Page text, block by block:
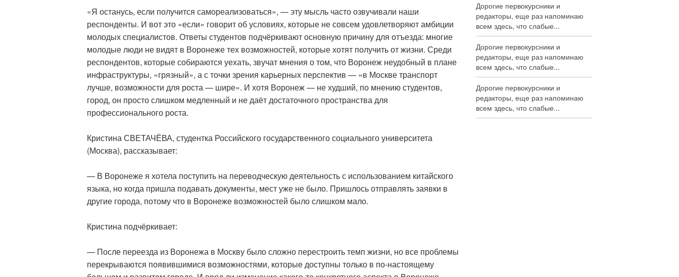
«Я останусь, если получится самореализоваться», — эту мысль часто озвучивали наши
респонденты. И вот это «если» говорит об условиях, которые не совсем удовлетворяют амбиции
молодых специалистов. Ответы студентов подчёркивают основную причину для отъезда: многие
молодые люди не видят в Воронеже тех возможностей, которые хотят получить от жизни. Среди
респондентов, которые собираются уехать, звучат мнения о том, что Воронеж неудобный в плане
инфраструктуры, «грязный», а с точки зрения карьерных перспектив — «в Москве транспорт
лучше, возможности для роста — шире». И хотя Воронеж — не худший, по мнению студентов,
город, он просто слишком медленный и не даёт достаточного пространства для
профессионального роста.
Кристина СВЕТАЧЁВА, студентка Российского государственного социального университета
(Москва), рассказывает:
— В Воронеже я хотела поступить на переводческую деятельность с использованием китайского
языка, но когда пришла подавать документы, мест уже не было. Пришлось отправлять заявки в
другие города, потому что в Воронеже возможностей было слишком мало.
Кристина подчёркивает:
— После переезда из Воронежа в Москву было сложно перестроить темп жизни, но все проблемы
перекрываются появившимися возможностями, которые доступны только в по-настоящему
Дорогие первокурсники и
редакторы, еще раз напоминаю
всем здесь, что слабые...
Дорогие первокурсники и
редакторы, еще раз напоминаю
всем здесь, что слабые...
Дорогие первокурсники и
редакторы, еще раз напоминаю
всем здесь, что слабые...